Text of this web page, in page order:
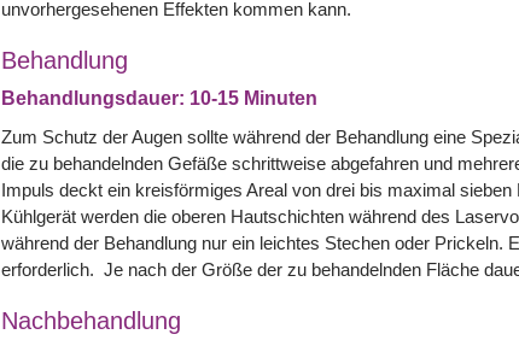
unvorhergesehenen Effekten kommen kann.
Behandlung
Behandlungsdauer: 10-15 Minuten
Zum Schutz der Augen sollte während der Behandlung eine
die zu behandelnden Gefäße schrittweise abgefahren und
Impuls deckt ein kreisförmiges Areal von drei bis maximal
Kühlgerät werden die oberen Hautschichten während des
während der Behandlung nur ein leichtes Stechen oder Prickeln.
erforderlich. Je nach der Größe der zu behandelnden Fläche
Nachbehandlung